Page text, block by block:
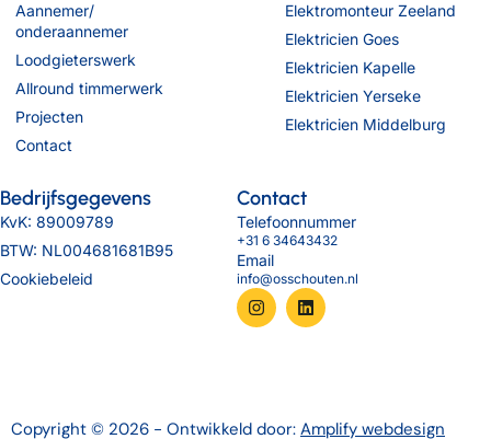
Aannemer/
onderaannemer
Loodgieterswerk
Allround timmerwerk
Projecten
Contact
Elektromonteur Zeeland
Elektricien Goes
Elektricien Kapelle
Elektricien Yerseke
Elektricien Middelburg
Bedrijfsgegevens
KvK: 89009789
BTW: NL004681681B95
Cookiebeleid
Contact
Telefoonnummer
+31 6 34643432
Email
info@osschouten.nl
Copyright © 2026 - Ontwikkeld door: Amplify webdesign